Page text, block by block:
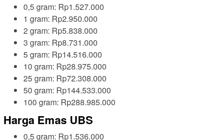
0,5 gram: Rp1.527.000
1 gram: Rp2.950.000
2 gram: Rp5.838.000
3 gram: Rp8.731.000
5 gram: Rp14.516.000
10 gram: Rp28.975.000
25 gram: Rp72.308.000
50 gram: Rp144.533.000
100 gram: Rp288.985.000
Harga Emas UBS
0,5 gram: Rp1.536.000